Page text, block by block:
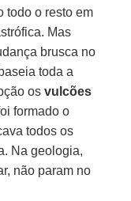
todo o resto em
Mas
brusca no
toda a
osvulcões
formado o
todos os
Na geologia,
não param no